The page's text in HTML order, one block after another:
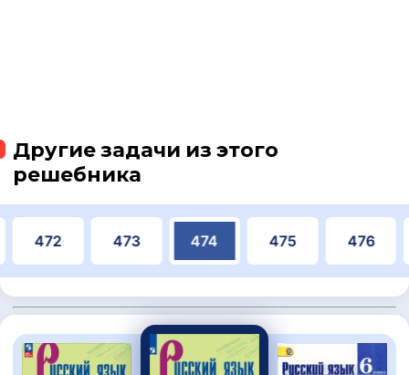
Другие задачи из этого
решебника
472 473 474 475 476